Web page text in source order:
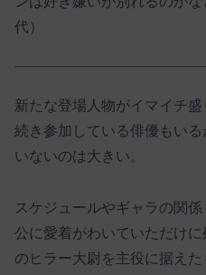
代）
新たな登場人物がイマイチ
続き参加している俳優もい
いないのは大きい。
スケジュールやギャラの関
公に愛着がわいていただけ
のヒラー大尉を主役に据え